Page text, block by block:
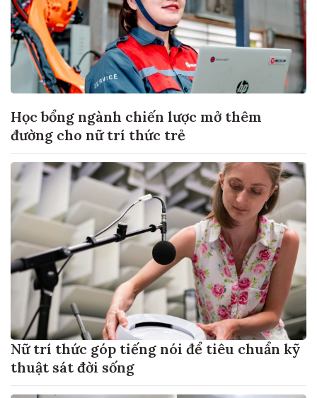
Học bổng ngành chiến lược mở thêm
đường cho nữ trí thức trẻ
Nữ trí thức góp tiếng nói để tiêu chuẩn kỹ
thuật sát đời sống